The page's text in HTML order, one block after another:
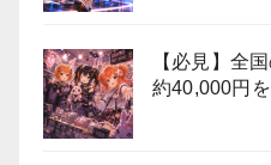
【必見】全
約40,000円